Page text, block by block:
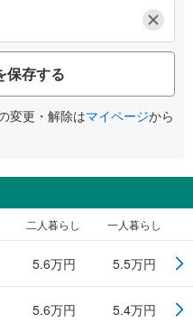
保存する
変更・解除はマイページから
二人暮らし 一人暮らし
5.6万円 5.5万円
5.6万円 5.4万円